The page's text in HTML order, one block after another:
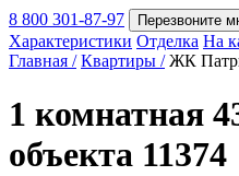
Покупка
8 800 301-87-97 Перезвоните
Характеристики Отделка На
Главная / Квартиры / ЖК
1 комнатная
объекта 11374